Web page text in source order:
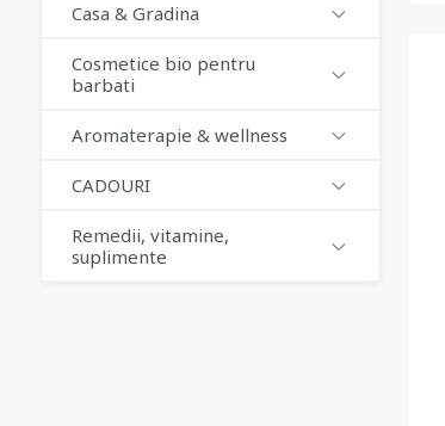
Casa & Gradina
Cosmetice bio pentru
barbati
Aromaterapie & wellness
CADOURI
Remedii, vitamine,
suplimente